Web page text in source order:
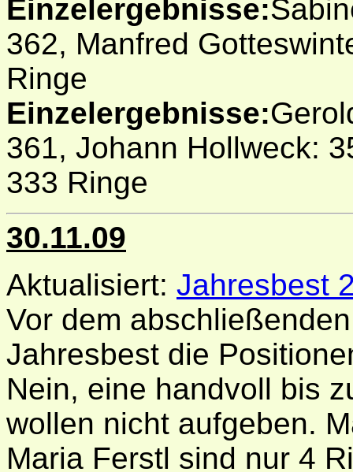
Einzelergebnisse:
362, Manfred
Ringe
Einzelergebnisse:
361, Johann Hollweck:
333 Ringe
30.11.09
Aktualisiert: Jahresbest
Vor dem
Jahresbest die
Nein, eine handvoll bis
wollen nicht aufgeben.
Maria Ferstl sind nur 4